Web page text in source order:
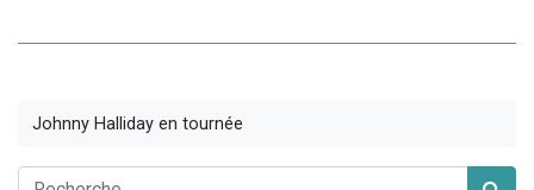
Johnny Halliday en tournée